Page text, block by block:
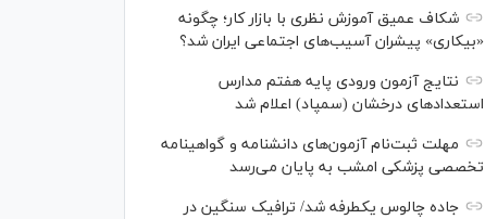
شکاف عمیق آموزش نظری با بازار کار؛ چگونه
«بیکاری» پیشران آسیب‌های اجتماعی ایران شد؟
نتایج آزمون ورودی پایه هفتم مدارس
استعدادهای درخشان (سمپاد) اعلام شد
مهلت ثبت‌نام آزمون‌های دانشنامه و گواهینامه
تخصصی پزشکی امشب به پایان می‌رسد
جاده چالوس یکطرفه شد/ ترافیک سنگین در